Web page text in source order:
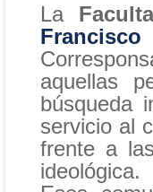
La
aquellas
búsqueda
servicio al
frente a
ideológica.